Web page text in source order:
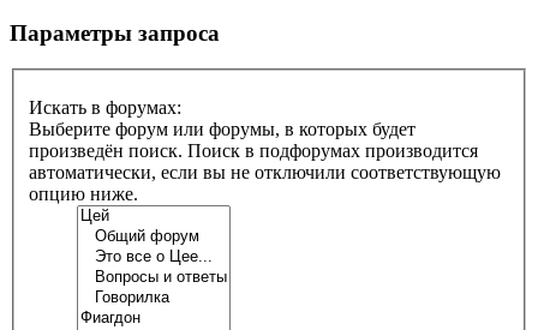
Параметры запроса
Искать в форумах:
Выберите форум или форумы, в которых будет
произведён поиск. Поиск в подфорумах производится
автоматически, если вы не отключили соответствующую
опцию ниже.